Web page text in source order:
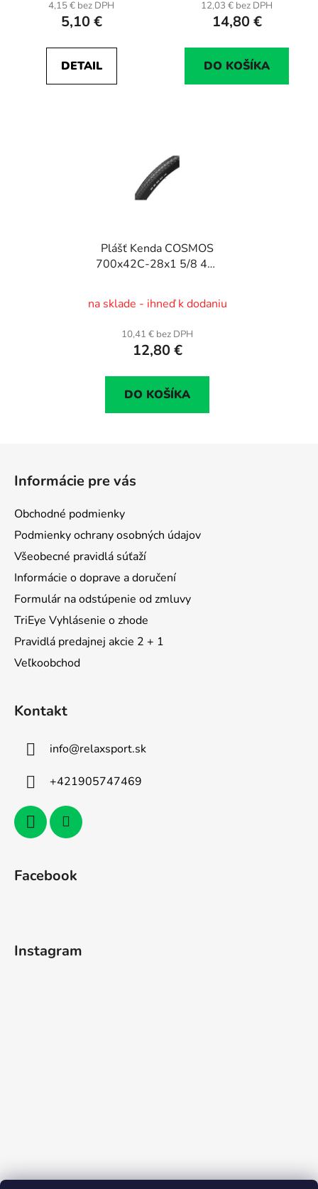
4,15 € bez DPH
5,10 €
DETAIL
12,03 € bez DPH
14,80 €
DO KOŠÍKA
Plášť Kenda COSMOS
700x42C-28x1 5/8 44-
na sklade - ihneď k dodaniu
10,41 € bez DPH
12,80 €
DO KOŠÍKA
Informácie pre vás
Obchodné podmienky
Podmienky ochrany osobných údajov
Všeobecné pravidlá súťaží
Informácie o doprave a doručení
Formulár na odstúpenie od zmluvy
TriEye Vyhlásenie o zhode
Pravidlá predajnej akcie 2 + 1
Veľkoobchod
Kontakt
info@relaxsport.sk
+421905747469
Facebook
Instagram